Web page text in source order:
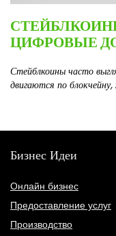
ЦИФРОВЫЕ
Стейблкоины часто
двигаются по
Бизнес Идеи
Онлайн бизнес
Предоставление услуг
Производство